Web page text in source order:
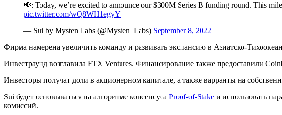
📢: Today, we’re excited to announce our $300M Series B funding round. This
pic.twitter.com/wQ8WH1egyY
— Sui by Mysten Labs (@Mysten_Labs) September 8, 2022
Фирма намерена увеличить команду и развивать экспансию в Азиатско-
Инвестраунд возглавила FTX Ventures. Финансирование также предоставили
Инвесторы получат доли в акционерном капитале, а также варранты на
Sui будет основываться на алгоритме консенсуса Proof-of-Stake и использовать
комиссий.